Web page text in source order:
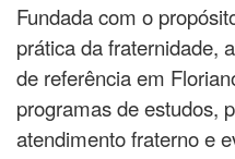
Fundada com o
prática da fraternidade,
de referência em
programas de estudos,
atendimento fraterno e